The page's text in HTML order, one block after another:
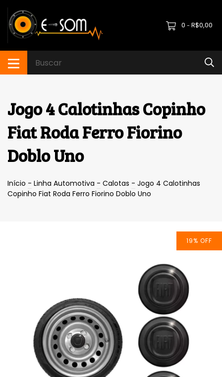
0 - R$0,00
Jogo 4 Calotinhas Copinho
Fiat Roda Ferro Fiorino
Doblo Uno
Início - Linha Automotiva - Calotas - Jogo 4 Calotinhas
Copinho Fiat Roda Ferro Fiorino Doblo Uno
19% OFF